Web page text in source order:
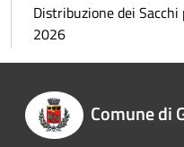
Distribuzione dei
2026
Comune di